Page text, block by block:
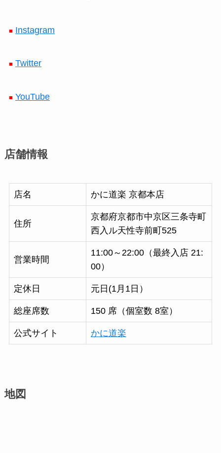
■ Instagram
■ Twitter
■ YouTube
店舗情報
店名 かに道楽 京都本店
住所
京都府京都市中京区三条寺町
西入ル天性寺前町525
営業時間
11:00～22:00（最終入店 21:
00）
定休日 元日(1月1日）
総座席数 150 席（個室数 8室）
公式サイト かに道楽
地図